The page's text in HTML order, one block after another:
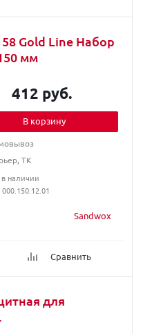
Gold Line Набор
мм
Sandwox
Сравнить
412 руб.
В корзину
ТК
в наличии
для